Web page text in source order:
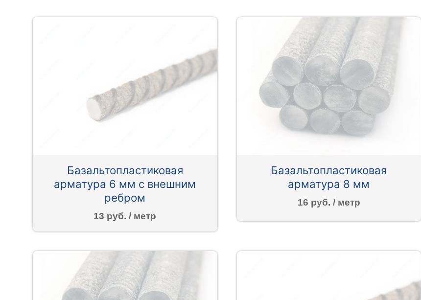
Базальтопластиковая
арматура 6 мм с внешним
ребром
13 руб. / метр
Базальтопластиковая
арматура 8 мм
16 руб. / метр